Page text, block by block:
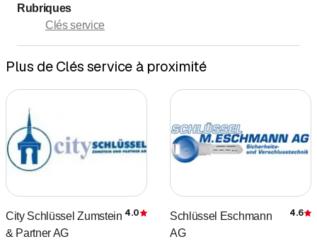
Rubriques
Clés service
Plus de Clés service à proximité
City Schlüssel Zumstein
& Partner AG
Évaluation
4.0
Schlüssel Eschmann
AG
4.6